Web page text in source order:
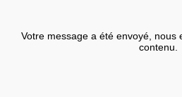
Votre message a été envoyé, nous
contenu.